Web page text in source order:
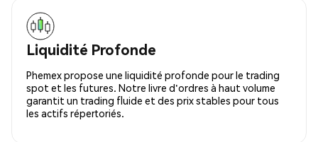
Liquidité Profonde
Phemex propose une liquidité profonde pour le trading
spot et les futures. Notre livre d'ordres à haut volume
garantit un trading fluide et des prix stables pour tous
les actifs répertoriés.